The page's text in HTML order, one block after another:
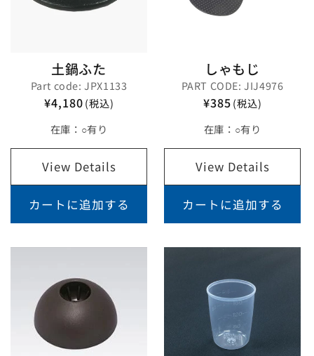
土鍋ふた
Part code: JPX1133
¥4,180(税込)
在庫： ○有り
View Details
カートに追加する
しゃもじ
PART CODE: JIJ4976
¥385(税込)
在庫： ○有り
View Details
カートに追加する